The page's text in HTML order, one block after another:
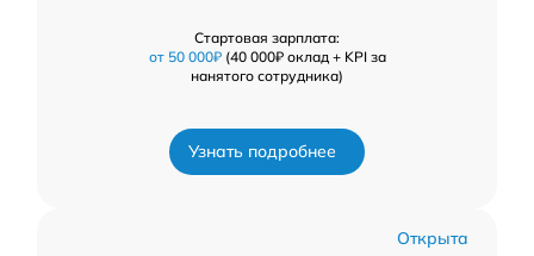
Стартовая зарплата:
от 50 000₽(40 000₽ оклад + KPI за
нанятого сотрудника)
Узнать подробнее
Открыта